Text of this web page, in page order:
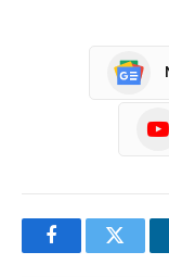
FacebookTwitter